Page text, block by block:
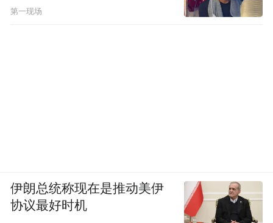
第一现场
伊朗总统称现在是推动美伊
协议最好时机